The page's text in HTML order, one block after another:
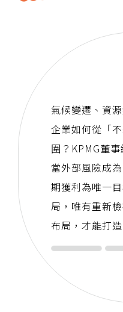
氣候變遷、資
企業如何從「
圍？KPMG董
當外部風險成
期獲利為唯一
局，唯有重新
布局，才能打